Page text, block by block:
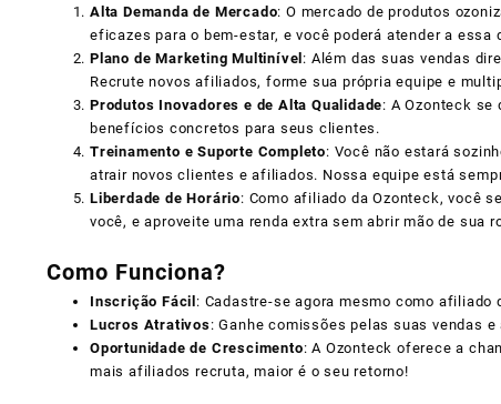
Alta Demanda de Mercado: O mercado de produtos
eficazes para o bem-estar, e você poderá atender a essa
Plano de Marketing Multinível : Além das suas vendas
Recrute novos afiliados, forme sua própria equipe e
Produtos Inovadores e de Alta Qualidade: A Ozonteck
benefícios concretos para seus clientes.
Treinamento e Suporte Completo: Você não estará
atrair novos clientes e afiliados. Nossa equipe está
Liberdade de Horário: Como afiliado da Ozonteck, você
você, e aproveite uma renda extra sem abrir mão de sua
Como Funciona?
Inscrição Fácil : Cadastre-se agora mesmo como
Lucros Atrativos: Ganhe comissões pelas suas vendas
Oportunidade de Crescimento: A Ozonteck oferece a
mais afiliados recruta, maior é o seu retorno!